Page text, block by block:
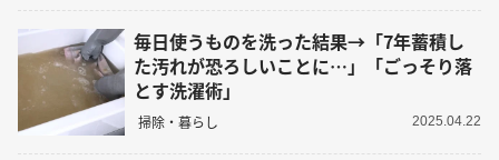
毎日使うものを洗った結果→「7年蓄積し
た汚れが恐ろしいことに…」「ごっそり落
とす洗濯術」
掃除・暮らし 2025.04.22